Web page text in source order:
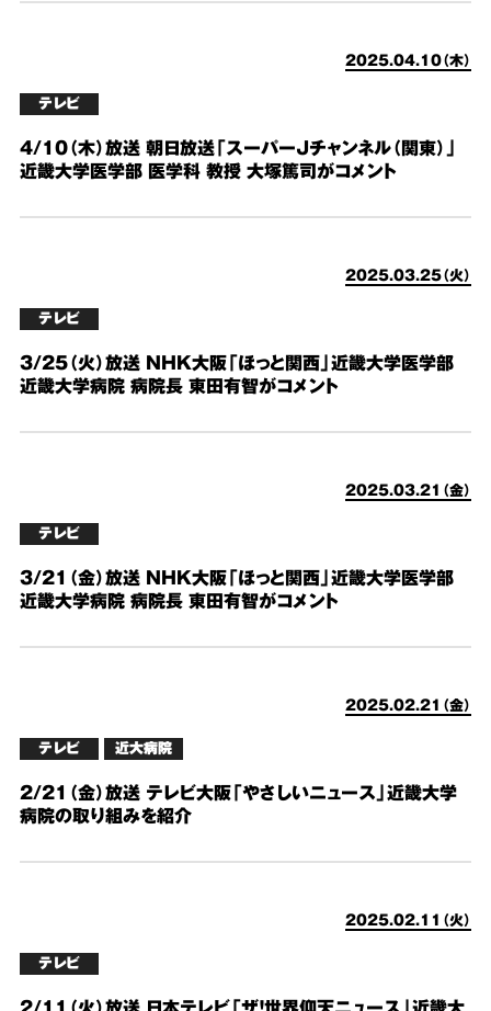
2025.04.10（木）
テレビ
4/10（木）放送 朝日放送「スーパーJチャンネル（関東）」
近畿大学医学部 医学科 教授 大塚篤司がコメント
2025.03.25（火）
テレビ
3/25（火）放送 NHK大阪「ほっと関西」近畿大学医学部
近畿大学病院 病院長 東田有智がコメント
2025.03.21（金）
テレビ
3/21（金）放送 NHK大阪「ほっと関西」近畿大学医学部
近畿大学病院 病院長 東田有智がコメント
2025.02.21（金）
テレビ 近大病院
2/21（金）放送 テレビ大阪「やさしいニュース」近畿大学
病院の取り組みを紹介
2025.02.11（火）
テレビ